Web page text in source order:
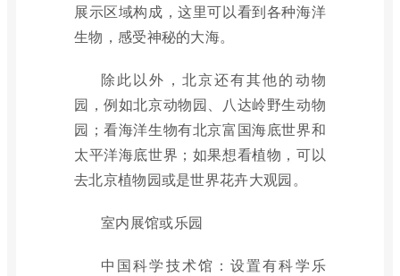
展示区域构成，这里可以看到各种海洋
生物，感受神秘的大海。
除此以外，北京还有其他的动物
园，例如北京动物园、八达岭野生动物
园；看海洋生物有北京富国海底世界和
太平洋海底世界；如果想看植物，可以
去北京植物园或是世界花卉大观园。
室内展馆或乐园
中国科学技术馆：设置有科学乐